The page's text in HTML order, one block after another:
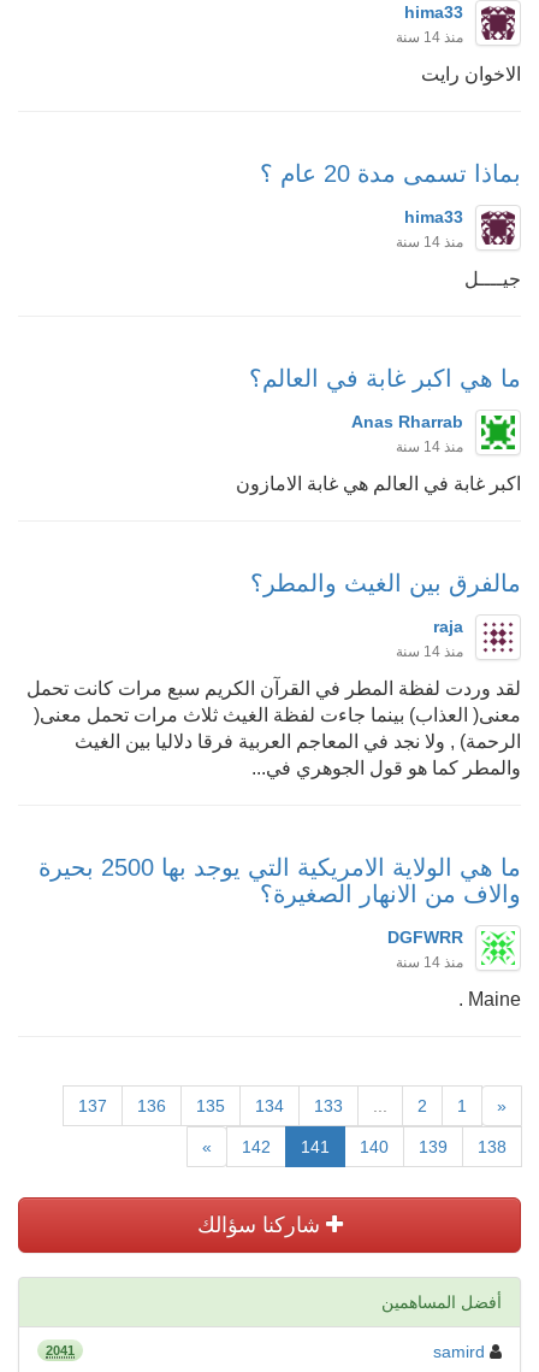
hima33
منذ 14 سنة
الاخوان رايت
بماذا تسمى مدة 20 عام ؟
hima33
منذ 14 سنة
جيــــل
ما هي اكبر غابة في العالم؟
Anas Rharrab
منذ 14 سنة
اكبر غابة في العالم هي غابة الامازون
مالفرق بين الغيث والمطر؟
raja
منذ 14 سنة
لقد وردت لفظة المطر في القرآن الكريم سبع مرات كانت تحمل
معنى( العذاب) بينما جاءت لفظة الغيث ثلاث مرات تحمل معنى(
الرحمة) , ولا نجد في المعاجم العربية فرقا دلاليا بين الغيث
والمطر كما هو قول الجوهري في...
ما هي الولاية الامريكية التي يوجد بها 2500 بحيرة
والاف من الانهار الصغيرة؟
DGFWRR
منذ 14 سنة
Maine .
«
1
2
133
134
135
136
137
138
139
140
141
142
»
شاركنا سؤالك
أفضل المساهمين
samird
2041